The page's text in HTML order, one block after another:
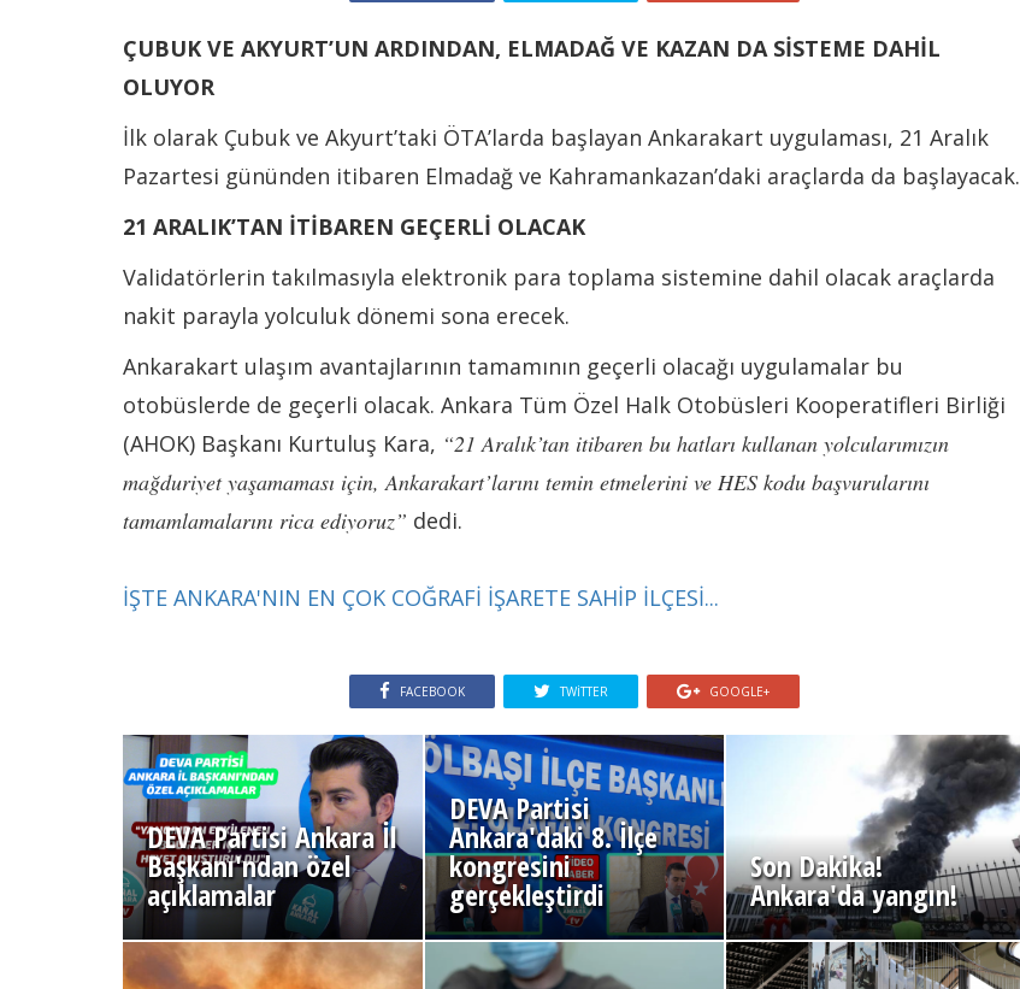
ÇUBUK VE AKYURT’UN ARDINDAN, ELMADAĞ VE KAZAN DA SİSTEME DAHİL
OLUYOR
İlk olarak Çubuk ve Akyurt’taki ÖTA’larda başlayan Ankarakart uygulaması, 21 Aralık
Pazartesi gününden itibaren Elmadağ ve Kahramankazan’daki araçlarda da başlayacak.
21 ARALIK’TAN İTİBAREN GEÇERLİ OLACAK
Validatörlerin takılmasıyla elektronik para toplama sistemine dahil olacak araçlarda
nakit parayla yolculuk dönemi sona erecek.
Ankarakart ulaşım avantajlarının tamamının geçerli olacağı uygulamalar bu
otobüslerde de geçerli olacak. Ankara Tüm Özel Halk Otobüsleri Kooperatifleri Birliği
(AHOK) Başkanı Kurtuluş Kara, “21 Aralık’tan itibaren bu hatları kullanan yolcularımızın
mağduriyet yaşamaması için, Ankarakart’larını temin etmelerini ve HES kodu başvurularını
tamamlamalarını rica ediyoruz” dedi.
İŞTE ANKARA'NIN EN ÇOK COĞRAFİ İŞARETE SAHİP İLÇESİ...
FACEBOOK TWITTER GOOGLE+
DEVA Partisi Ankara İl
Başkanı'ndan özel
açıklamalar
DEVA Partisi
Ankara'daki 8. İlçe
kongresini
gerçekleştirdi
Son Dakika!
Ankara'da yangın!